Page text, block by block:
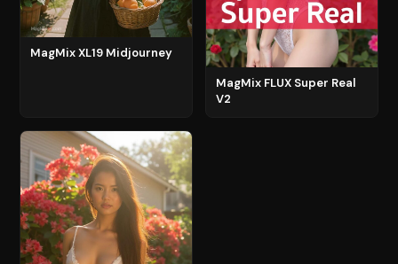
MagMix XL19 Midjourney
MagMix FLUX Super Real
V2